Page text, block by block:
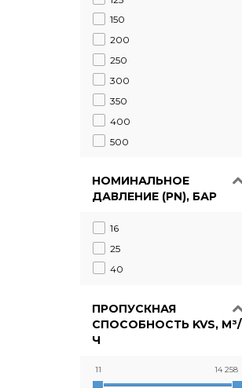
150
200
250
300
350
400
500
НОМИНАЛЬНОЕ
ДАВЛЕНИЕ (PN), БАР
16
25
40
ПРОПУСКНАЯ
СПОСОБНОСТЬ KVS, М³/
Ч
11 14 258